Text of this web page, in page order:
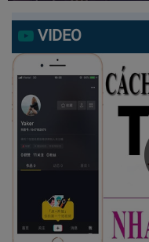
VIDEO